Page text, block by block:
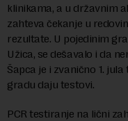
klinikama, a u državnim
zahteva čekanje u
rezultate. U pojedinim
Užica, se dešavalo i da
Šapca je i zvanično 1.
gradu daju testovi.
PCR testiranje na lični